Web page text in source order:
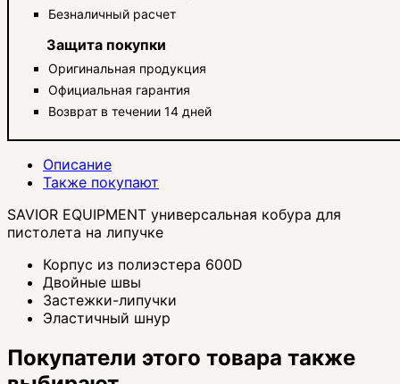
Безналичный расчет
Защита покупки
Оригинальная продукция
Официальная гарантия
Возврат в течении 14 дней
Описание
Также покупают
SAVIOR EQUIPMENT универсальная кобура для
пистолета на липучке
Корпус из полиэстера 600D
Двойные швы
Застежки-липучки
Эластичный шнур
Покупатели этого товара также